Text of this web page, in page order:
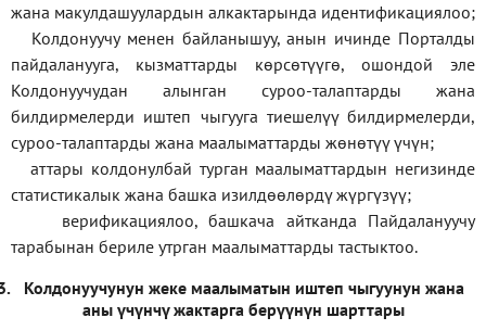
жана макулдашуулардын алкактарында идентификациялоо;
Колдонуучу менен байланышуу, анын ичинде Порталды
пайдаланууга, кызматтарды көрсөтүүгө, ошондой эле
Колдонуучудан алынган суроо-талаптарды жана
билдирмелерди иштеп чыгууга тиешелүү билдирмелерди,
суроо-талаптарды жана маалыматтарды жөнөтүү үчүн;
аттары колдонулбай турган маалыматтардын негизинде
статистикалык жана башка изилдөөлөрдү жүргүзүү;
верификациялоо,башкача айтканда Пайдалануучу
тарабынан бериле утрган маалыматтарды тастыктоо.
Колдонуучунун жеке маалыматын иштеп чыгуунун жана
аны үчүнчү жактарга берүүнүн шарттары